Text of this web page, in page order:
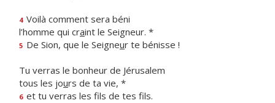
4 Voilà comment sera béni
l’homme qui craint le Seigneur. *
5 De Sion, que le Seigneur te bénisse !
Tu verras le bonheur de Jérusalem
tous les jours de ta vie, *
6 et tu verras les fls de tes fils.